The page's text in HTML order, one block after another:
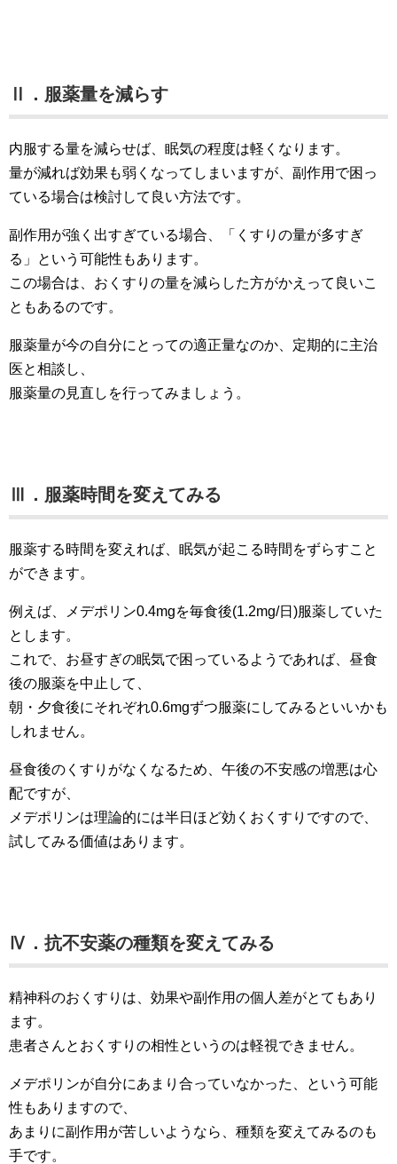
Ⅱ．服薬量を減らす
内服する量を減らせば、眠気の程度は軽くなります。
量が減れば効果も弱くなってしまいますが、副作用で困っ
ている場合は検討して良い方法です。
副作用が強く出すぎている場合、「くすりの量が多すぎ
る」という可能性もあります。
この場合は、おくすりの量を減らした方がかえって良いこ
ともあるのです。
服薬量が今の自分にとっての適正量なのか、定期的に主治
医と相談し、
服薬量の見直しを行ってみましょう。
Ⅲ．服薬時間を変えてみる
服薬する時間を変えれば、眠気が起こる時間をずらすこと
ができます。
例えば、メデポリン0.4mgを毎食後(1.2mg/日)服薬していた
とします。
これで、お昼すぎの眠気で困っているようであれば、昼食
後の服薬を中止して、
朝・夕食後にそれぞれ0.6mgずつ服薬にしてみるといいかも
しれません。
昼食後のくすりがなくなるため、午後の不安感の増悪は心
配ですが、
メデポリンは理論的には半日ほど効くおくすりですので、
試してみる価値はあります。
Ⅳ．抗不安薬の種類を変えてみる
精神科のおくすりは、効果や副作用の個人差がとてもあり
ます。
患者さんとおくすりの相性というのは軽視できません。
メデポリンが自分にあまり合っていなかった、という可能
性もありますので、
あまりに副作用が苦しいようなら、種類を変えてみるのも
手です。